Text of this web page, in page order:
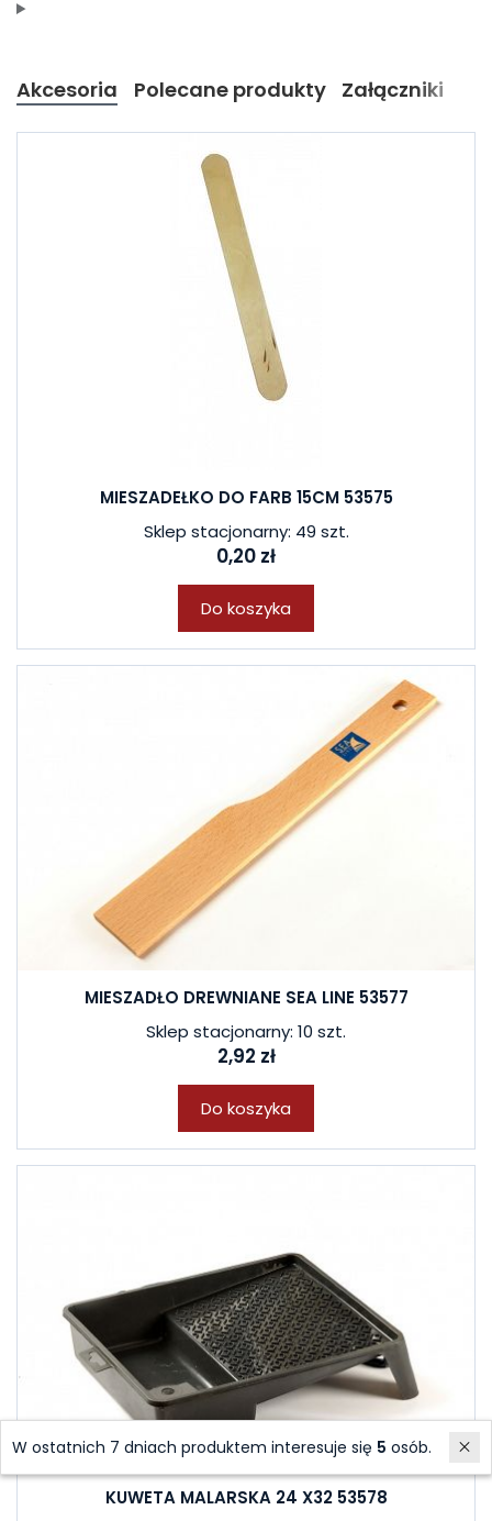
Akcesoria Polecane produkty Załączniki
MIESZADEŁKO DO FARB 15CM 53575
Sklep stacjonarny: 49 szt.
0,20 zł
Do koszyka
MIESZADŁO DREWNIANE SEA LINE 53577
Sklep stacjonarny: 10 szt.
2,92 zł
Do koszyka
KUWETA MALARSKA 24 X32 53578
W ostatnich 7 dniach produktem interesuje się 5 osób.